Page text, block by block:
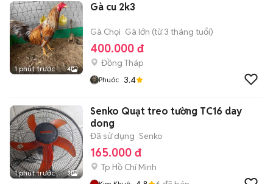
1 phút trước 4
Gà cu 2k3
Gà Chọi Gà lớn (từ 3 tháng tuổi)
400.000 đ
Đồng Tháp
Phuóc 3.4
1 phút trước 3
Senko Quạt treo tường TC16 day
dong
Đã sử dụng Senko
165.000 đ
Tp Hồ Chí Minh